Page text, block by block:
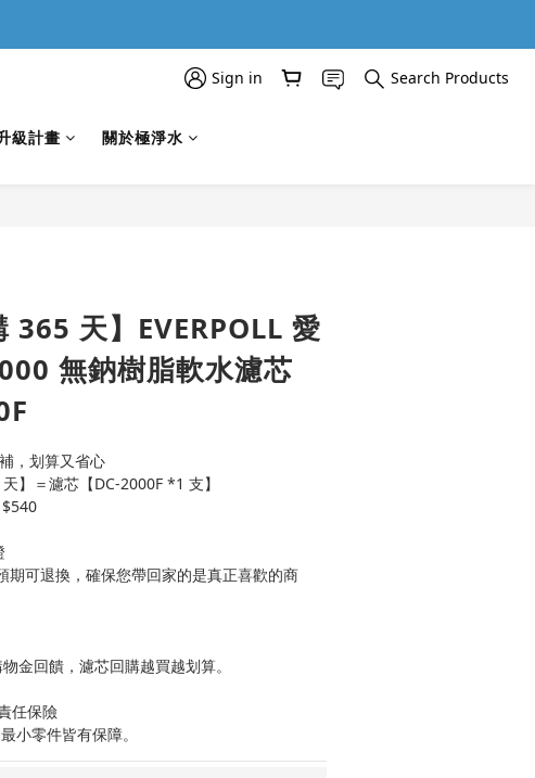
Sign in Search Products
級計畫 關於極淨水
365 天】EVERPOLL 愛
無鈉樹脂軟水濾芯
，划算又省心
】＝濾芯【DC-2000F *1 支】
$540
期可退換，確保您帶回家的是真正喜歡的商
金回饋，濾芯回購越買越划算。
任保險
小零件皆有保障。